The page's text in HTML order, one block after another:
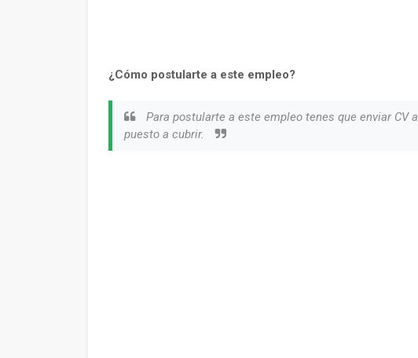
¿Cómo postularte a este empleo?
Para postularte a este empleo tenes que enviar CV a
puesto a cubrir.